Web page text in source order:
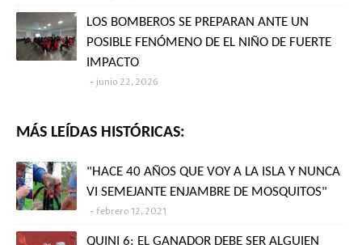
LOS BOMBEROS SE PREPARAN ANTE UN
POSIBLE FENÓMENO DE EL NIÑO DE FUERTE
IMPACTO
junio 22, 2026
MÁS LEÍDAS HISTÓRICAS:
"HACE 40 AÑOS QUE VOY A LA ISLA Y NUNCA
VI SEMEJANTE ENJAMBRE DE MOSQUITOS"
febrero 12, 2021
QUINI 6: EL GANADOR DEBE SER ALGUIEN